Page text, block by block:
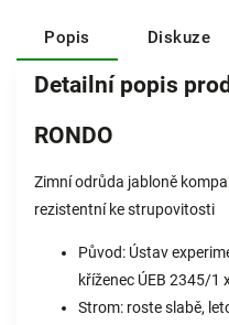
Popis Diskuze
Detailní popis
RONDO
Zimní odrůda jabloně
rezistentní ke strupovitosti
Původ: Ústav
kříženec ÚEB 2345/1
Strom: roste slabě,